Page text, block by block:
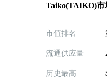
Taiko(TAIKO)市
市值排名
流通供应量
历史最高